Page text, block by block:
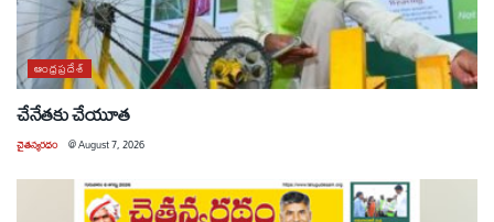
ఆంధ్రప్రదేశ్
చేనేతకు చేయూత
చైతన్యరధం @August 7, 2026